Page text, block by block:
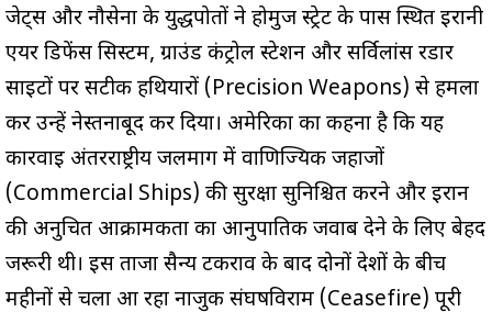
जेट्स और नौसेना के युद्धपोतों ने होर्मुज स्ट्रेट के पास स्थित ईरानी
एयर डिफेंस सिस्टम, ग्राउंड कंट्रोल स्टेशन और सर्विलांस रडार
साइटों पर सटीक हथियारों (Precision Weapons) से हमला
कर उन्हें नेस्तनाबूद कर दिया। अमेरिका का कहना है कि यह
कार्रवाई अंतरराष्ट्रीय जलमार्ग में वाणिज्यिक जहाजों
(Commercial Ships) की सुरक्षा सुनिश्चित करने और ईरान
की अनुचित आक्रामकता का आनुपातिक जवाब देने के लिए बेहद
जरूरी थी। इस ताजा सैन्य टकराव के बाद दोनों देशों के बीच
महीनों से चला आ रहा नाजुक संघर्षविराम (Ceasefire) पूरी